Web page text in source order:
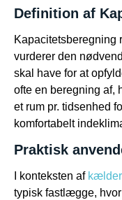
Definition af
Kapacitetsberegning
vurderer den
skal have for at
ofte en beregning af,
et rum pr. tidsenhed
komfortabelt
Praktisk
I konteksten af
typisk fastlægge,